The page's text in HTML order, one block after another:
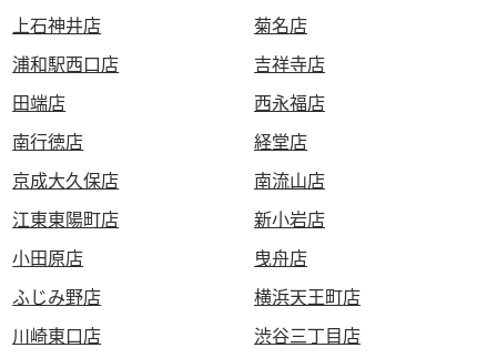
上石神井店
菊名店
浦和駅西口店
吉祥寺店
田端店
西永福店
南行徳店
経堂店
京成大久保店
南流山店
江東東陽町店
新小岩店
小田原店
曳舟店
ふじみ野店
横浜天王町店
川崎東口店
渋谷三丁目店